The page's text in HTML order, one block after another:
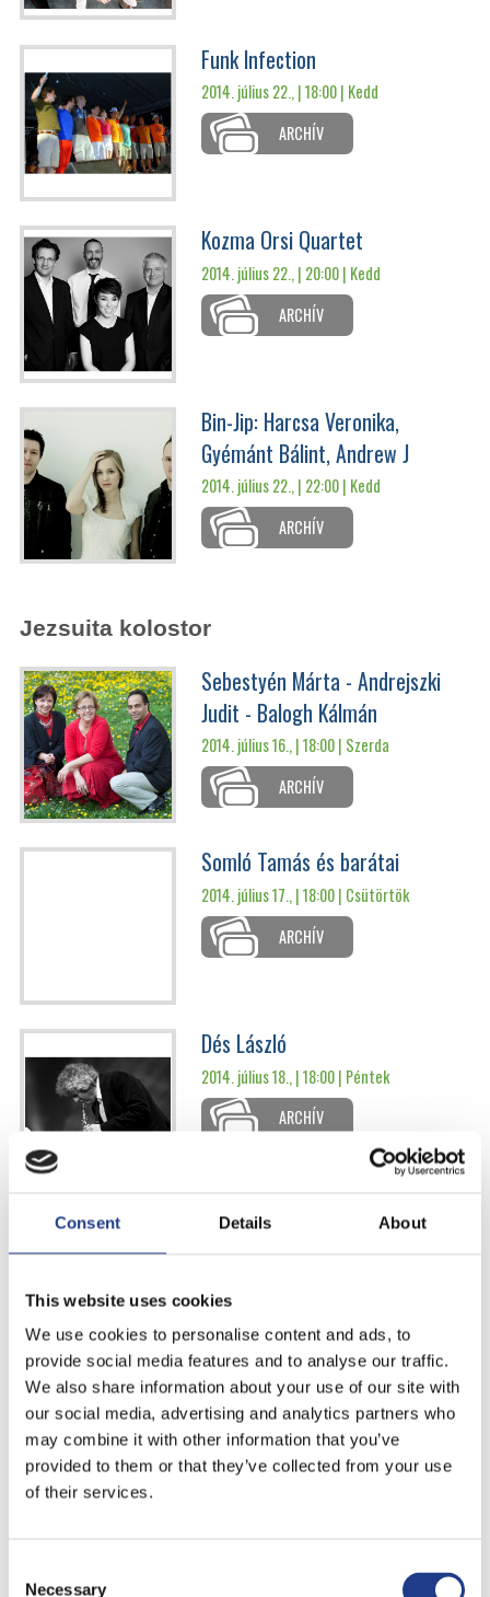
Consent Details About
This website uses cookies
We use cookies to personalise content and ads, to
provide social media features and to analyse our traffic.
We also share information about your use of our site with
our social media, advertising and analytics partners who
may combine it with other information that you’ve
provided to them or that they’ve collected from your use
of their services.
Necessary
Funk Infection
2014. július 22., | 18:00 | Kedd
ARCHÍV
Kozma Orsi Quartet
2014. július 22., | 20:00 | Kedd
ARCHÍV
Bin-Jip: Harcsa Veronika,
Gyémánt Bálint, Andrew J
2014. július 22., | 22:00 | Kedd
ARCHÍV
Jezsuita kolostor
Sebestyén Márta - Andrejszki
Judit - Balogh Kálmán
2014. július 16., | 18:00 | Szerda
ARCHÍV
Somló Tamás és barátai
2014. július 17., | 18:00 | Csütörtök
ARCHÍV
Dés László
2014. július 18., | 18:00 | Péntek
ARCHÍV
Karácsony János és Angler Ákos
2014. július 19., | 18:00 |
ARCHÍV
Esőhelyszín
Nagyszínpad